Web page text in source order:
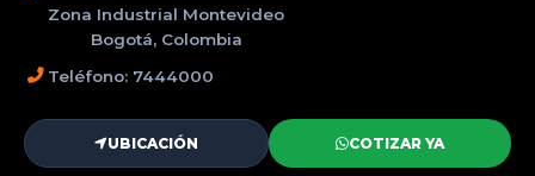
Zona Industrial Montevideo
Bogotá, Colombia
Teléfono: 7444000
UBICACIÓN COTIZAR YA